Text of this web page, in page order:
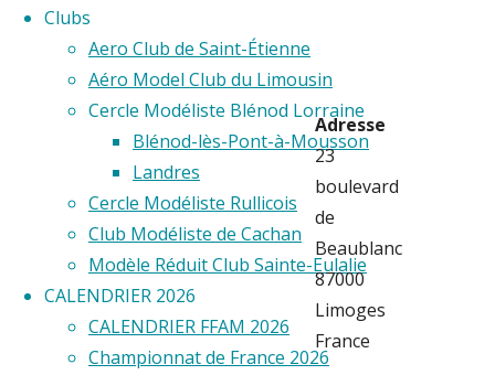
Clubs
Aero Club de Saint-Étienne
Aéro Model Club du Limousin
Cercle Modéliste Blénod Lorraine
Blénod-lès-Pont-à-Mousson
Landres
Cercle Modéliste Rullicois
Club Modéliste de Cachan
Modèle Réduit Club Sainte-Eulalie
CALENDRIER 2026
CALENDRIER FFAM 2026
Championnat de France 2026
Adresse
23
boulevard
de
Beaublanc
87000
Limoges
France